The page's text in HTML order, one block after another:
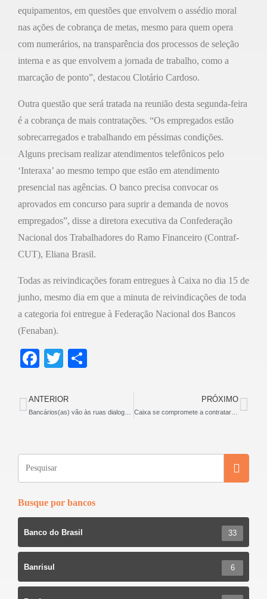
equipamentos, em questões que envolvem o assédio moral
nas ações de cobrança de metas, mesmo para quem opera
com numerários, na transparência dos processos de seleção
interna e as que envolvem a jornada de trabalho, como a
marcação de ponto”, destacou Clotário Cardoso.
Outra questão que será tratada na reunião desta segunda-feira
é a cobrança de mais contratações. “Os empregados estão
sobrecarregados e trabalhando em péssimas condições.
Alguns precisam realizar atendimentos telefônicos pelo
‘Interaxa’ ao mesmo tempo que estão em atendimento
presencial nas agências. O banco precisa convocar os
aprovados em concurso para suprir a demanda de novos
empregados”, disse a diretora executiva da Confederação
Nacional dos Trabalhadores do Ramo Financeiro (Contraf-
CUT), Eliana Brasil.
Todas as reivindicações foram entregues à Caixa no dia 15 de
junho, mesmo dia em que a minuta de reivindicações de toda
a categoria foi entregue à Federação Nacional dos Bancos
(Fenaban).
F
c
e
o
o
T
tt
er e
ANTERIOR PRÓXIMO
Caixa se compromete a contratar mais empregados
Busque por bancos
Banco do Brasil 33
Banrisul 6